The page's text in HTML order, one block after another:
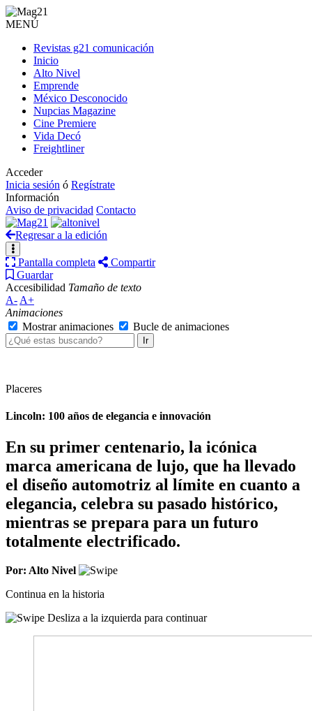
MENÚ
Revistas g21 comunicación
Inicio
Alto Nivel
Emprende
México Desconocido
Nupcias Magazine
Cine Premiere
Vida Decó
Freightliner
Acceder
Inicia sesión ó Regístrate
Información
Aviso de privacidad Contacto
Regresar a la edición
Pantalla completa
Compartir
Guardar
Accesibilidad Tamaño de texto
A- A+
Animaciones
Mostrar animaciones
Bucle de animaciones
Ir
Placeres
Lincoln: 100 años de elegancia e innovación
En su primer centenario, la icónica
marca americana de lujo, que ha llevado
el diseño automotriz al límite en cuanto a
elegancia, celebra su pasado histórico,
mientras se prepara para un futuro
totalmente electrificado.
Por: Alto Nivel
Continua en la historia
Desliza a la izquierda para continuar